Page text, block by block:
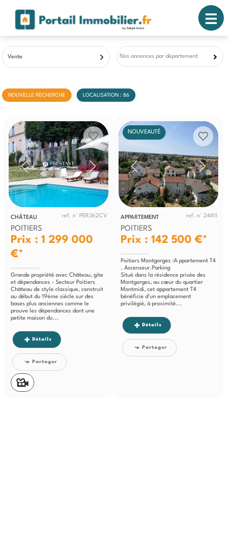
Vente Nos annonces par département
NOUVELLE RECHERCHE LOCALISATION : 86
CHÂTEAU ref. n° PER362CV
POITIERS
Prix : 1 299 000
€*
Grande propriété avec Château, gite
et dépendances - Secteur Poitiers
Château de style classique, construit
au début du 19ème siècle sur des
bases plus anciennes comme le
prouve les dépendances dont une
petite maison du...
Détails
Partager
NOUVEAUTÉ
APPARTEMENT ref. n° 24411
POITIERS
Prix : 142 500 €*
Poitiers Montgorges :A ppartement T4
. Ascenseur.Parking
Situé dans la résidence prisée des
Montgorges, au cœur du quartier
Montmidi, cet appartement T4
bénéficie d'un emplacement
privilégié, à proximité...
Détails
Partager